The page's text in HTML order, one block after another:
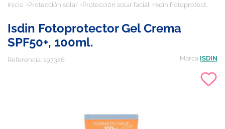
Inicio Protección solar Protección solar facial Isdin Fotoprotector Gel Crema SPF50+, 100ml.
Isdin Fotoprotector Gel Crema
SPF50+, 100ml.
Referencia: 197326 Marca ISDIN